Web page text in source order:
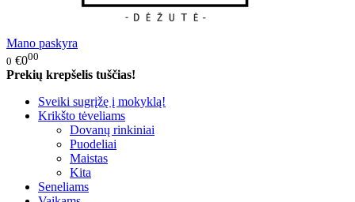
Mano paskyra
0 €000
Prekių krepšelis tuščias!
Sveiki sugrįžę į mokyklą!
Krikšto tėveliams
Dovanų rinkiniai
Puodeliai
Maistas
Kita
Seneliams